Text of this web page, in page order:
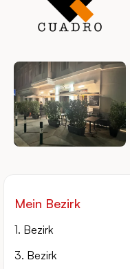
Mein Bezirk
1. Bezirk
3. Bezirk